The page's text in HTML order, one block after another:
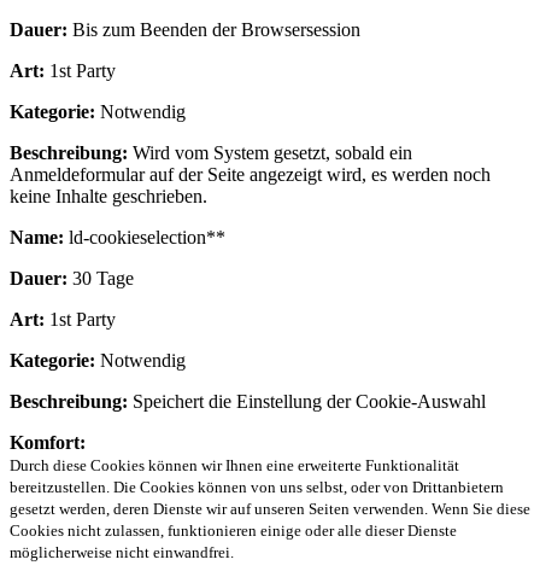
Dauer: Bis zum Beenden der Browsersession
Art: 1st Party
Kategorie: Notwendig
Beschreibung: Wird vom System gesetzt, sobald ein
Anmeldeformular auf der Seite angezeigt wird, es werden noch
keine Inhalte geschrieben.
Name: ld-cookieselection**
Dauer: 30 Tage
Art: 1st Party
Kategorie: Notwendig
Beschreibung: Speichert die Einstellung der Cookie-Auswahl
Komfort:
Durch diese Cookies können wir Ihnen eine erweiterte Funktionalität
bereitzustellen. Die Cookies können von uns selbst, oder von Drittanbietern
gesetzt werden, deren Dienste wir auf unseren Seiten verwenden. Wenn Sie diese
Cookies nicht zulassen, funktionieren einige oder alle dieser Dienste
möglicherweise nicht einwandfrei.